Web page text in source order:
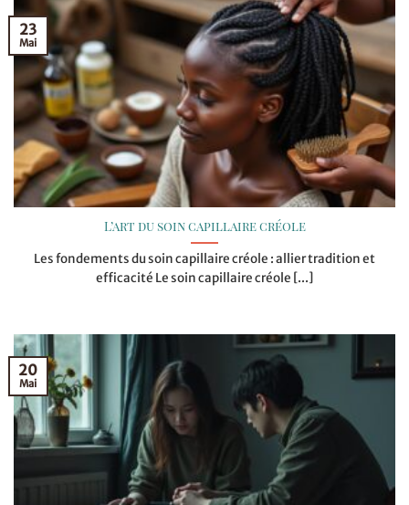
L’art du soin capillaire créole
Les fondements du soin capillaire créole : allier tradition et
efficacité Le soin capillaire créole [...]
23
Mai
20
Mai